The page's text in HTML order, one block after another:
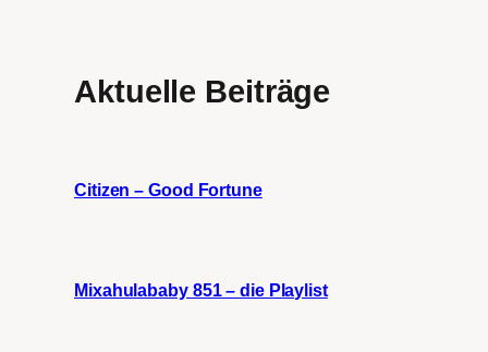
Aktuelle Beiträge
Citizen – Good Fortune
Mixahulababy 851 – die Playlist